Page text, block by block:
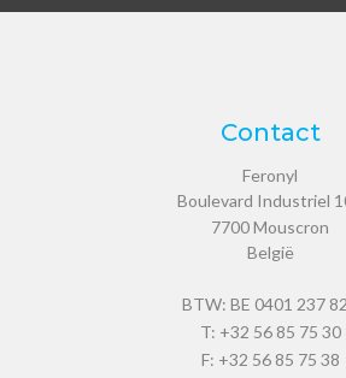
Contact
Feronyl
Boulevard Industriel
7700Mouscron
België
BTW: BE 0401 237
T: +32 56 85 75 30
F: +32 56 85 75 38